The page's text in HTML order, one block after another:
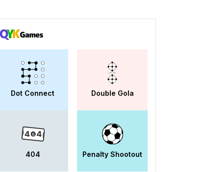
Dot Connect Double Gola
404 Penalty Shootout